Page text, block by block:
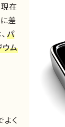
在
差
パ
ウム
く